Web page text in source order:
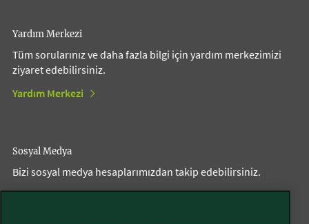
Yardım Merkezi
Tüm sorularınız ve daha fazla bilgi için yardım merkezimizi
ziyaret edebilirsiniz.
Yardım Merkezi
Sosyal Medya
Bizi sosyal medya hesaplarımızdan takip edebilirsiniz.